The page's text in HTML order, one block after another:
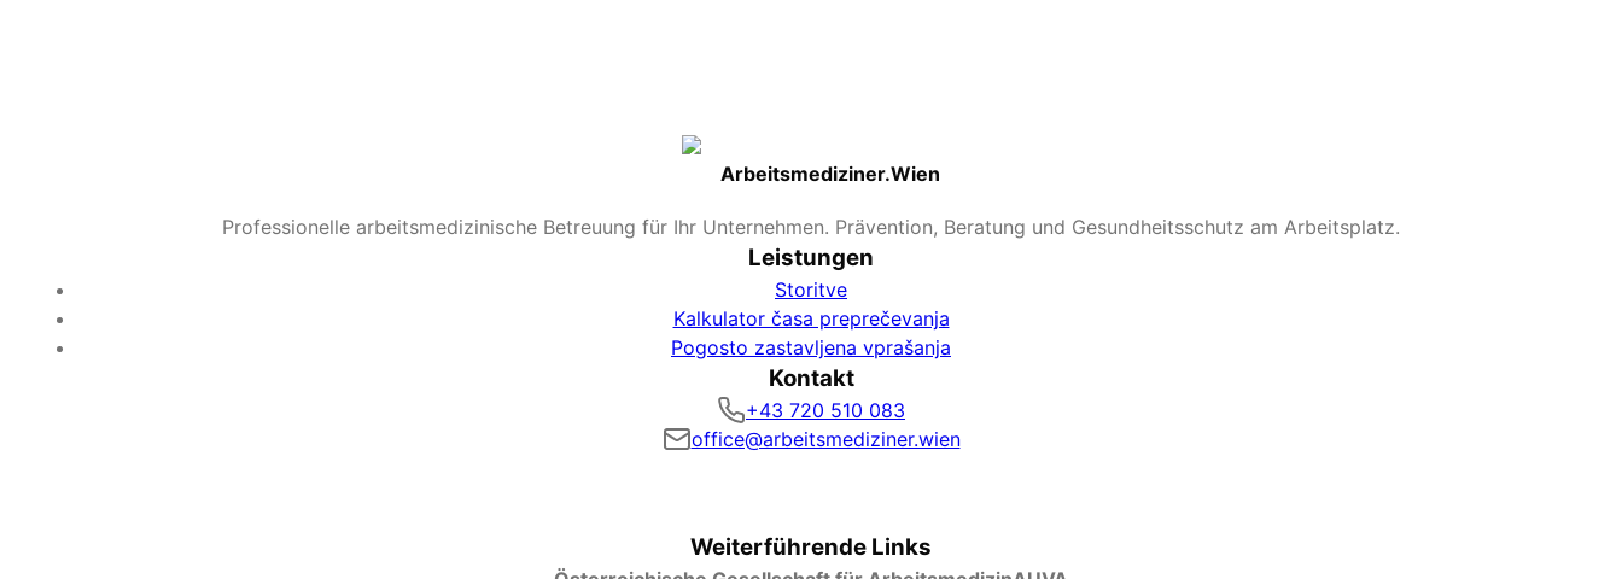
Arbeitsmediziner.Wien
Professionelle arbeitsmedizinische Betreuung für Ihr Unternehmen. Prävention, Beratung und Gesundheitsschutz am Arbeitsplatz.
Leistungen
Storitve
Kalkulator časa preprečevanja
Pogosto zastavljena vprašanja
Kontakt
+43 720 510 083
office@arbeitsmediziner.wien
Weiterführende Links